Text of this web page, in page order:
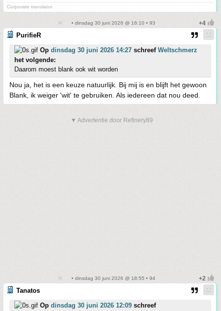
Corporate translator
• dinsdag 30 juni 2026 @ 16:10 • 93
PurifieR
Op dinsdag 30 juni 2026 14:27 schreef Weltschmerz
het volgende:
Daarom moest blank ook wit worden
Nou ja, het is een keuze natuurlijk. Bij mij is en blijft het gewoon
Blank, ik weiger 'wit' te gebruiken. Als iedereen dat nou deed.
▼ Advertentie door Refinery89
• dinsdag 30 juni 2026 @ 18:55 • 94
Tanatos
Op dinsdag 30 juni 2026 12:09 schreef